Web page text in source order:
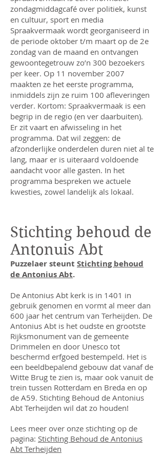
zondagmiddagcafé over politiek, kunst
en cultuur, sport en media
Spraakvermaak wordt georganiseerd in
de periode oktober t/m maart op de 2e
zondag van de maand en ontvangen
gewoontegetrouw zo’n 300 bezoekers
per keer. Op 11 november 2007
maakten ze het eerste programma,
inmiddels zijn ze ruim 100 afleveringen
verder. Kortom: Spraakvermaak is een
begrip in de regio (en ver daarbuiten).
Er zit vaart en afwisseling in het
programma. Dat wil zeggen: de
afzonderlijke onderdelen duren niet al te
lang, maar er is uiteraard voldoende
aandacht voor alle gasten. In het
programma bespreken we actuele
kwesties, zowel landelijk als lokaal.
Stichting behoud de
Antonuis Abt
Puzzelaer steunt Stichting behoud
de Antonius Abt.
De Antonius Abt kerk is in 1401 in
gebruik genomen en vormt al meer dan
600 jaar het centrum van Terheijden. De
Antonius Abt is het oudste en grootste
Rijksmonument van de gemeente
Drimmelen en door Unesco tot
beschermd erfgoed bestempeld. Het is
een beeldbepalend gebouw dat vanaf de
Witte Brug te zien is, maar ook vanuit de
trein tussen Rotterdam en Breda en op
de A59. Stichting Behoud de Antonius
Abt Terheijden wil dat zo houden!
Lees meer over onze stichting op de
pagina: Stichting Behoud de Antonius
Abt Terheijden